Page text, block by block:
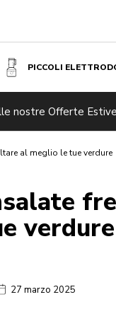
PICCOLI
nostre Offerte
al meglio le tue verdure
verdure
27 marzo 2025